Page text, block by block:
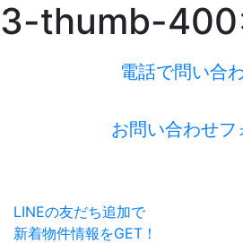
3-thumb-
電話で問い合
お問い合わせフ
LINEの友だち追加で
新着物件情報をGET！